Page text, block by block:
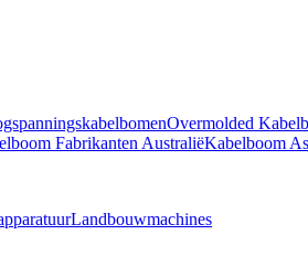
Overmolded
Fabrikanten AustraliëKabelboom
Landbouwmachines